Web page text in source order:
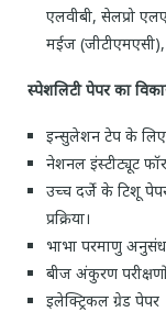
एलवीबी, सेलप्रो
मईज
स्पेशलिटी पेपर का
इन्सुलेशन टेप के
नेशनल इंस्टीट्यूट
उच्च दर्जे के टिशू
प्रक्रिया।
भाभा परमाणु
बीज अंकुरण
इलेक्ट्रिकल ग्रेड पेपर